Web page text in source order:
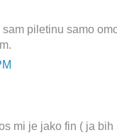
piletinu samo
mi je jako fin ( ja